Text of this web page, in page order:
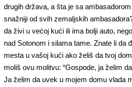
drugih država, a šta je sa
snažniji od svih zemaljskih
da živi u većoj kući ili ima bolji auto,
nad Sotonom i silama tame. Znate li da
mesta u vašoj kući ako želiš da tvoj
moliš ovu molitvu: “Gospode, ja želim
Ja želim da uvek u mojem domu vlada